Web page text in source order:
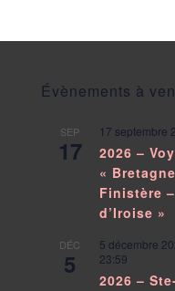
Évènements à
SEP
17
17 septembre
2026 –
«
Finistère
d’Iroise »
DÉC
5
5 décembre
23:59
2026 –